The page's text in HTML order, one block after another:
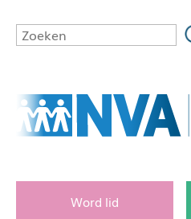
Word lid